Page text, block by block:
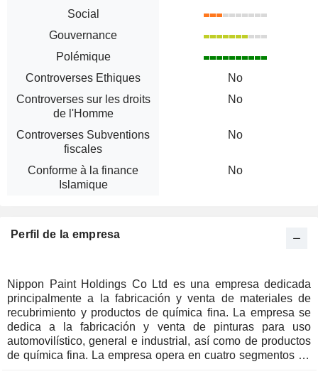
Social
Gouvernance
Polémique
Controverses Ethiques
No
Controverses sur les droits
de l'Homme
No
Controverses Subventions
fiscales
No
Conforme à la finance
Islamique
No
Perfil de la empresa
Nippon Paint Holdings Co Ltd es una empresa dedicada
principalmente a la fabricación y venta de materiales de
recubrimiento y productos de química fina. La empresa se
dedica a la fabricación y venta de pinturas para uso
automovilístico, general e industrial, así como de productos
de química fina. La empresa opera en cuatro segmentos de